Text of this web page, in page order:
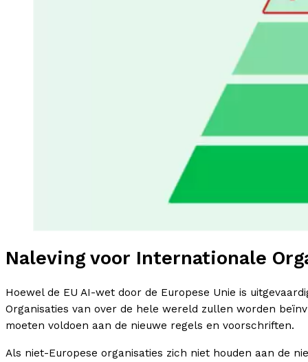
Naleving voor Internationale
Hoewel de EU AI-wet door de Europese Unie is
Organisaties van over de hele wereld zullen worden
moeten voldoen aan de nieuwe regels en voorschriften.
Als niet-Europese organisaties zich niet houden aan de